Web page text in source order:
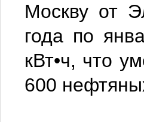
Москву от
года по
кВт•ч, что
600